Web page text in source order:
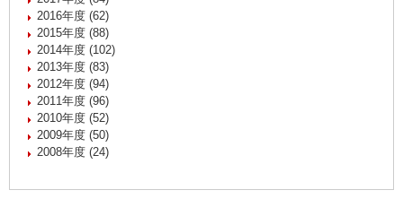
2016年度 (62)
2015年度 (88)
2014年度 (102)
2013年度 (83)
2012年度 (94)
2011年度 (96)
2010年度 (52)
2009年度 (50)
2008年度 (24)